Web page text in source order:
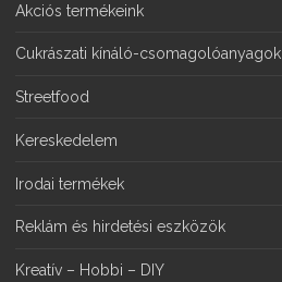
Akciós termékeink
Cukrászati kínáló-csomagolóanyagok
Streetfood
Kereskedelem
Irodai termékek
Reklám és hirdetési eszközök
Kreatív – Hobbi – DIY